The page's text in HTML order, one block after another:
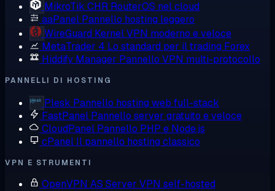
MikroTik CHR RouterOS nel cloud
aaPanel Pannello hosting leggero
WireGuard Kernel VPN moderno e veloce
MetaTrader 4 Lo standard per il trading Forex
Hiddify Manager Pannello VPN multi-protocollo
PANNELLI DI HOSTING
Plesk Pannello hosting web full-stack
FastPanel Pannello server gratuito e veloce
CloudPanel Pannello PHP e Node.js
cPanel Il pannello hosting classico
VPN E STRUMENTI
OpenVPN AS Server VPN self-hosted